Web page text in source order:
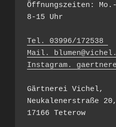
Öffnungszeiten:
8-15 Uhr
Tel. 03996/172538
Mail.
Instagram.
Gärtnerei Vichel,
Neukalenerstraße
17166 Teterow